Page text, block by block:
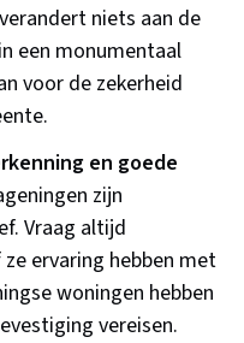
niets aan de
een monumentaal
voor de zekerheid
en goede
zijn
Vraag altijd
ervaring hebben met
woningen hebben
vereisen.